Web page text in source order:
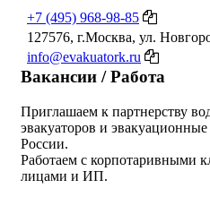
+7 (495) 968-98-85
127576, г.Москва, ул.
info@evakuatork.ru
Вакансии / Работа
Приглашаем к партнерству
эвакуаторов и
России.
Работаем с корпотаривными
лицами и ИП.